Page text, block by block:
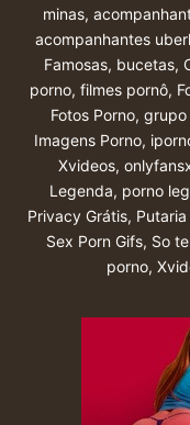
minas,
acompanhantes
Famosas, bucetas,
porno, filmes pornô,
Fotos Porno, grupo
Imagens Porno,
Xvideos,
Legenda, porno
Privacy Grátis,
Sex Porn Gifs, So
porno,